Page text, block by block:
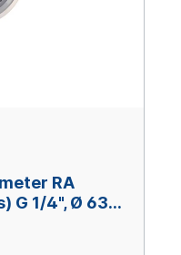
RA
G 1/4", Ø 63